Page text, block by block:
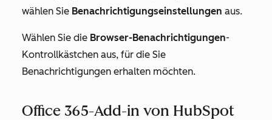
wählen Sie Benachrichtigungseinstellungen aus.
Wählen Sie die Browser-Benachrichtigungen-
Kontrollkästchen aus, für die Sie
Benachrichtigungen erhalten möchten.
Office 365-Add-in von HubSpot